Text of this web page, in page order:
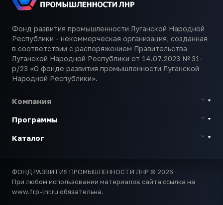
Фонд развития промышленности Луганской Народной
Республики - некоммерческая организация, созданная
в соответствии с распоряжением Правительства
Луганской Народной Республики от 14.07.2023 № 31-
р/23 «О фонде развития промышленности Луганской
Народной Республики».
Компания
Программы
Каталог
ФОНД РАЗВИТИЯ ПРОМЫШЛЕННОСТИ ЛНР © 2026
При любом использовании материалов сайта ссылка на
www.frp-lnr.ru обязательна.